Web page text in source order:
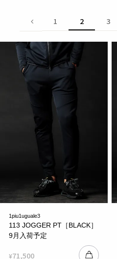
1 2 3
1piu1uguale3
113 JOGGER PT［BLACK］
9月入荷予定
¥71,500